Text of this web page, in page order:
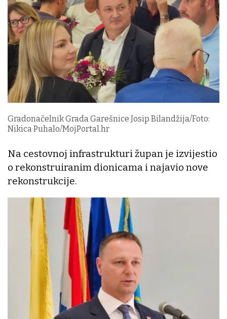
Gradonačelnik Grada Garešnice Josip Bilandžija/Foto:
Nikica Puhalo/MojPortal.hr
Na cestovnoj infrastrukturi župan je izvijestio
o rekonstruiranim dionicama i najavio nove
rekonstrukcije.